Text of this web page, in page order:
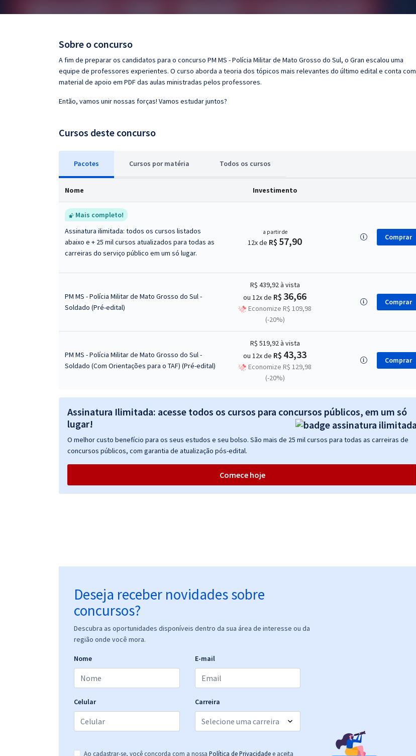
Questões grátis
Sobre o concurso
A fim de preparar os candidatos para o concurso PM MS - Polícia Militar de Mato Grosso do Sul, o Gran escalou uma
equipe de professores experientes. O curso aborda a teoria dos tópicos mais relevantes do último edital e conta com
material de apoio em PDF das aulas ministradas pelos professores.
Então, vamos unir nossas forças! Vamos estudar juntos?
Cursos deste concurso
Pacotes Cursos por matéria Todos os cursos
Nome Investimento
Mais completo!
Assinatura ilimitada: todos os cursos listados
abaixo e + 25 mil cursos atualizados para todas as
carreiras do serviço público em um só lugar.
a partir de
12x de R$ 57,90 Comprar
PM MS - Polícia Militar de Mato Grosso do Sul -
Soldado (Pré-edital)
R$ 439,92à vista
ou 12x de R$ 36,66
Economize R$ 109,98
(-20%)
Comprar
PM MS - Polícia Militar de Mato Grosso do Sul -
Soldado (Com Orientações para o TAF) (Pré-edital)
R$ 519,92à vista
ou 12x de R$ 43,33
Economize R$ 129,98
(-20%)
Comprar
Assinatura Ilimitada: acesse todos os cursos para concursos públicos, em um só
lugar!
O melhor custo benefício para os seus estudos e seu bolso. São mais de 25 mil cursos para todas as carreiras de
concursos públicos, com garantia de atualização pós-edital.
Comece hoje
Deseja receber novidades sobre
concursos?
Descubra as oportunidades disponíveis dentro da sua área de interesse ou da
região onde você mora.
Nome E-mail
Celular Carreira
Ao cadastrar-se, você concorda com a nossa Política de Privacidade e aceita